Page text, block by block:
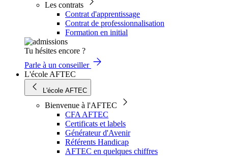
Les contrats
Contrat d'apprentissage
Contrat de professionnalisation
Formation en initial
Tu hésites encore ?
Parle à un conseiller
L'école AFTEC
L'école AFTEC
Bienvenue à l'AFTEC
CFA AFTEC
Certificats et labels
Générateur d'Avenir
Référents Handicap
AFTEC en quelques chiffres